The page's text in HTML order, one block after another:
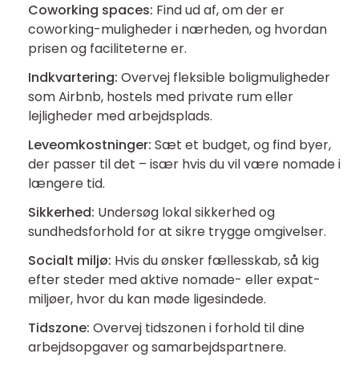
Coworking spaces: Find ud af, om der er
coworking-muligheder i nærheden, og hvordan
prisen og faciliteterne er.
Indkvartering: Overvej fleksible boligmuligheder
som Airbnb, hostels med private rum eller
lejligheder med arbejdsplads.
Leveomkostninger: Sæt et budget, og find byer,
der passer til det – især hvis du vil være nomade i
længere tid.
Sikkerhed: Undersøg lokal sikkerhed og
sundhedsforhold for at sikre trygge omgivelser.
Socialt miljø: Hvis du ønsker fællesskab, så kig
efter steder med aktive nomade- eller expat-
miljøer, hvor du kan møde ligesindede.
Tidszone: Overvej tidszonen i forhold til dine
arbejdsopgaver og samarbejdspartnere.